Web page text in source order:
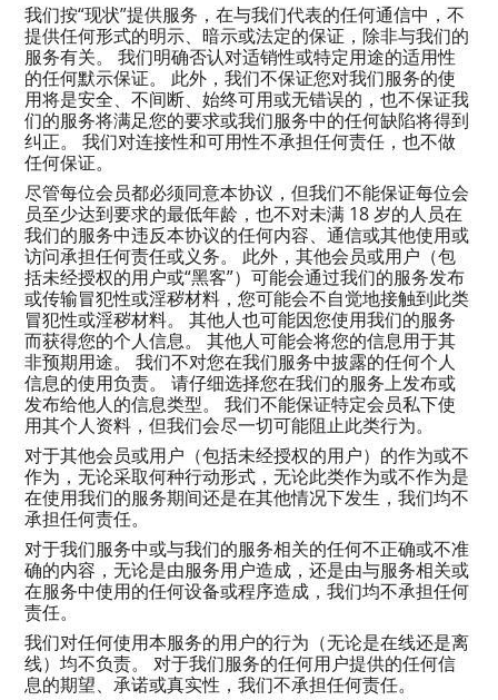
我们按“现状”提供服务，在与我们代表的任何通信中，不
提供任何形式的明示、暗示或法定的保证，除非与我们的
服务有关。 我们明确否认对适销性或特定用途的适用性
的任何默示保证。 此外，我们不保证您对我们服务的使
用将是安全、不间断、始终可用或无错误的，也不保证我
们的服务将满足您的要求或我们服务中的任何缺陷将得到
纠正。 我们对连接性和可用性不承担任何责任，也不做
任何保证。
尽管每位会员都必须同意本协议，但我们不能保证每位会
员至少达到要求的最低年龄，也不对未满 18 岁的人员在
我们的服务中违反本协议的任何内容、通信或其他使用或
访问承担任何责任或义务。 此外，其他会员或用户（包
括未经授权的用户或“黑客”）可能会通过我们的服务发布
或传输冒犯性或淫秽材料，您可能会不自觉地接触到此类
冒犯性或淫秽材料。 其他人也可能因您使用我们的服务
而获得您的个人信息。 其他人可能会将您的信息用于其
非预期用途。 我们不对您在我们服务中披露的任何个人
信息的使用负责。 请仔细选择您在我们的服务上发布或
发布给他人的信息类型。 我们不能保证特定会员私下使
用其个人资料，但我们会尽一切可能阻止此类行为。
对于其他会员或用户（包括未经授权的用户）的作为或不
作为，无论采取何种行动形式，无论此类作为或不作为是
在使用我们的服务期间还是在其他情况下发生，我们均不
承担任何责任。
对于我们服务中或与我们的服务相关的任何不正确或不准
确的内容，无论是由服务用户造成，还是由与服务相关或
在服务中使用的任何设备或程序造成，我们均不承担任何
责任。
我们对任何使用本服务的用户的行为（无论是在线还是离
线）均不负责。 对于我们服务的任何用户提供的任何信
息的期望、承诺或真实性，我们不承担任何责任。